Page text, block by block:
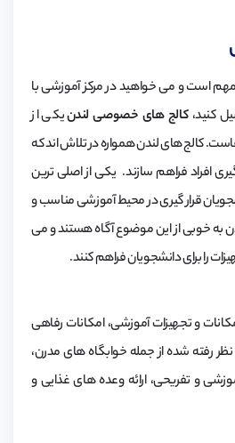
مهم است و می خواهید در مرکز آموزشی با
کنید،کالج های خصوصی لندنیکی از
کالج های لندن همواره در تلاش اند که
افراد فراهم سازند. یکی از اصلی ترین
قرار گیری در محیط آموزشی مناسب و
به خوبی از این موضوع آگاه هستند و می
را برای دانشجویان فراهم کنند.
و تجهیزات آموزشی، امکانات رفاهی
نظر رفته شده از جمله خوابگاه های مدرن،
و تفریحی، ارائه وعده های غذایی و